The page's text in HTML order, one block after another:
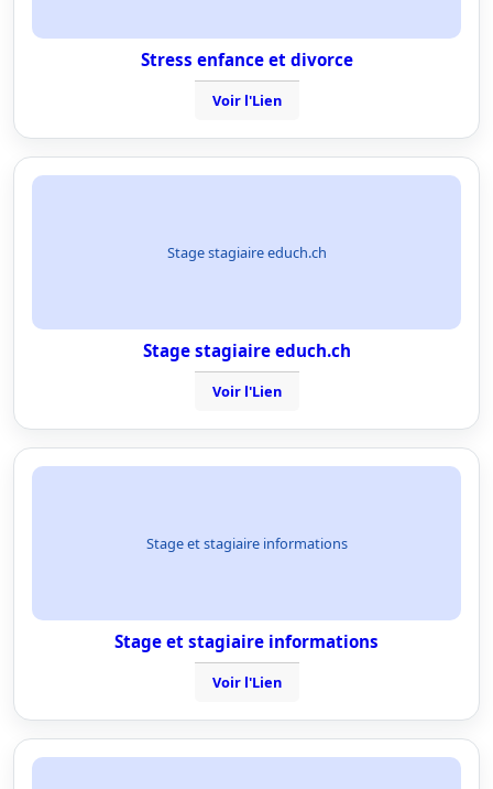
Stress enfance et divorce
Voir l'Lien
Stage stagiaire educh.ch
Stage stagiaire educh.ch
Voir l'Lien
Stage et stagiaire informations
Stage et stagiaire informations
Voir l'Lien